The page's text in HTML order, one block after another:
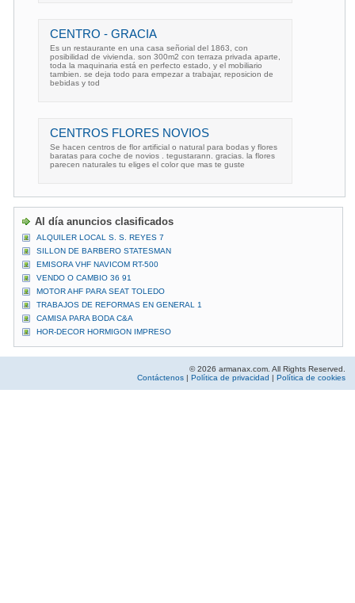
CENTRO - GRACIA
Es un restaurante en una casa señorial del 1863, con
posibilidad de vivienda. son 300m2 con terraza privada aparte,
toda la maquinaria está en perfecto estado, y el mobiliario
tambien. se deja todo para empezar a trabajar, reposicion de
bebidas y tod
CENTROS FLORES NOVIOS
Se hacen centros de flor artificial o natural para bodas y flores
baratas para coche de novios . tegustarann. gracias. la flores
parecen naturales tu eliges el color que mas te guste
Al día anuncios clasificados
ALQUILER LOCAL S. S. REYES 7
SILLON DE BARBERO STATESMAN
EMISORA VHF NAVICOM RT-500
VENDO O CAMBIO 36 91
MOTOR AHF PARA SEAT TOLEDO
TRABAJOS DE REFORMAS EN GENERAL 1
CAMISA PARA BODA C&A
HOR-DECOR HORMIGON IMPRESO
© 2026 armanax.com. All Rights Reserved.
Contáctenos | Política de privacidad | Política de cookies